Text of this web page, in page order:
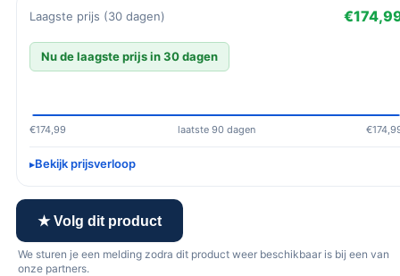
Laagste prijs (30 dagen)
Nu de laagste prijs in 30 dagen
€174,99 laatste 90 dagen
Bekijk prijsverloop
★ Volg dit product
We sturen je een melding zodra dit product weer beschikbaar is bij een van
onze partners.